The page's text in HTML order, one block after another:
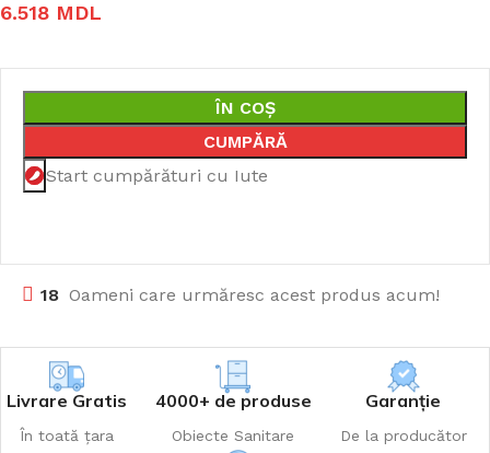
6.518 MDL
ÎN COȘ
CUMPĂRĂ
Start cumpărături cu Iute
18 Oameni care urmăresc acest produs acum!
Livrare Gratis
În toată țara
4000+ de produse
Obiecte Sanitare
Garanție
De la producător